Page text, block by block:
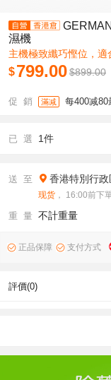
濕機
主機極致纖巧慳位，
$799.00$899.00
促 銷 滿减 每400减80
已 選 1件
送 至 香港特別行政
现货 ， 16:00前下
重 量 不計重量
正品保障 支付方式
評價(0)